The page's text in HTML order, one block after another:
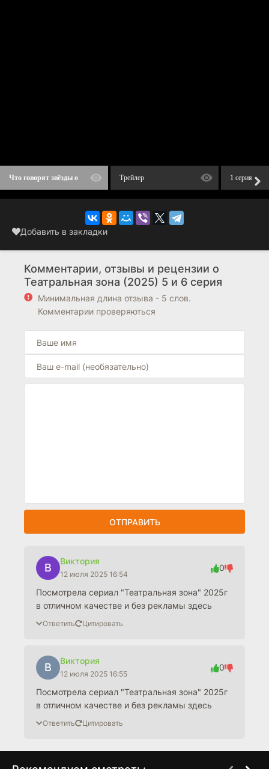
Что говорят звёзды о
зона»? | KION
Трейлер 1 серия
Добавить в закладки
Комментарии, отзывы и рецензии о
Театральная зона (2025) 5 и 6 серия
Минимальная длина отзыва - 5 слов.
Комментарии проверяються
ОТПРАВИТЬ
В
Виктория
12 июля 2025 16:54
0
Посмотрела сериал "Театральная зона" 2025г
в отличном качестве и без рекламы здесь
Ответить Цитировать
В
Виктория
12 июля 2025 16:55
0
Посмотрела сериал "Театральная зона" 2025г
в отличном качестве и без рекламы здесь
Ответить Цитировать